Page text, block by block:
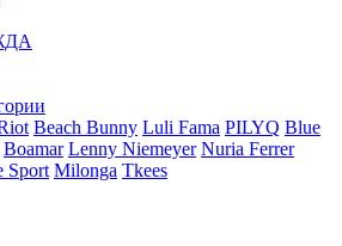
Beach Bunny Luli Fama PILYQ Blue
Boamar Lenny Niemeyer Nuria Ferrer
Sport Milonga Tkees